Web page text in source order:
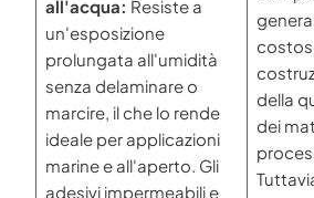
all'acqua: Resiste a
un'esposizione
prolungata all'umidità
senza delaminare o
marcire, il che lo rende
ideale per applicazioni
marine e all'aperto. Gli
adesivi impermeabili e
della
dei